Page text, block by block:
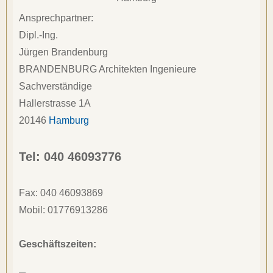
Ansprechpartner:
Dipl.-Ing.
Jürgen Brandenburg
BRANDENBURG Architekten Ingenieure
Sachverständige
Hallerstrasse 1A
20146 Hamburg
Tel: 040 46093776
Fax: 040 46093869
Mobil: 01776913286
Geschäftszeiten: